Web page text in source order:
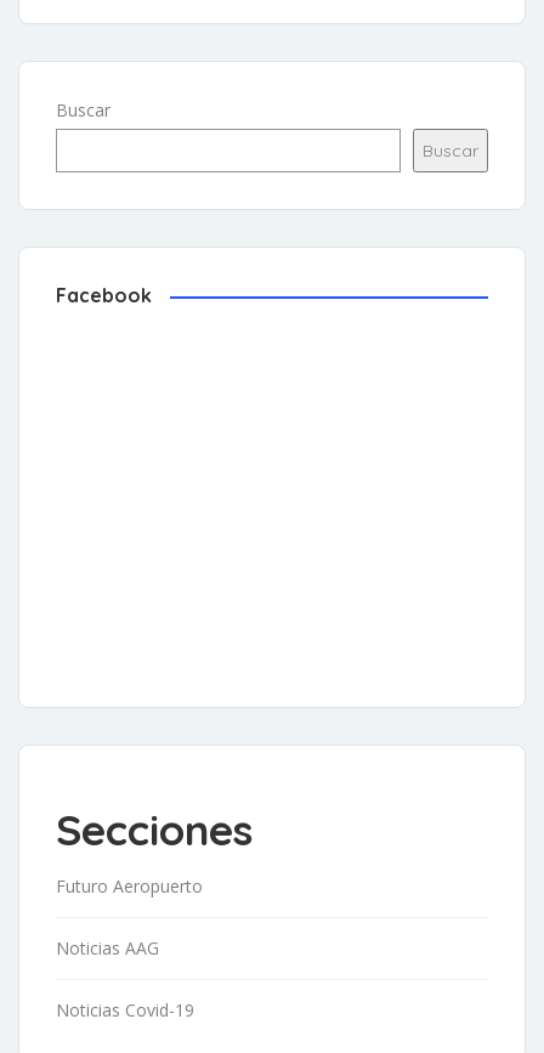
Buscar
Buscar
Facebook
Secciones
Futuro Aeropuerto
Noticias AAG
Noticias Covid-19